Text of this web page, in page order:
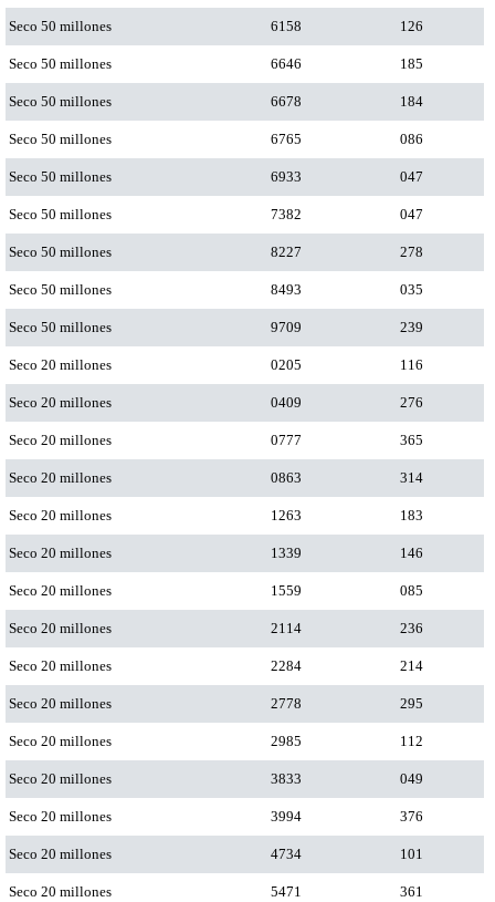
Seco 50 millones 6158 126
Seco 50 millones 6646 185
Seco 50 millones 6678 184
Seco 50 millones 6765 086
Seco 50 millones 6933 047
Seco 50 millones 7382 047
Seco 50 millones 8227 278
Seco 50 millones 8493 035
Seco 50 millones 9709 239
Seco 20 millones 0205 116
Seco 20 millones 0409 276
Seco 20 millones 0777 365
Seco 20 millones 0863 314
Seco 20 millones 1263 183
Seco 20 millones 1339 146
Seco 20 millones 1559 085
Seco 20 millones 2114 236
Seco 20 millones 2284 214
Seco 20 millones 2778 295
Seco 20 millones 2985 112
Seco 20 millones 3833 049
Seco 20 millones 3994 376
Seco 20 millones 4734 101
Seco 20 millones 5471 361